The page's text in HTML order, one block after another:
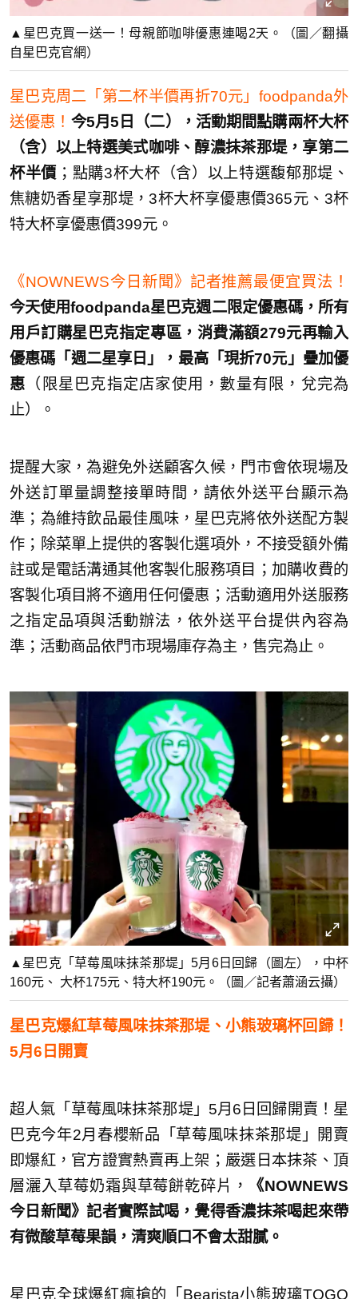
▲星巴克買一送一！母親節咖啡優惠連喝2天。（圖／翻攝
自星巴克官網）
星巴克周二「第二杯半價再折70元」foodpanda外
送優惠！ 今5月5日（二），活動期間點購兩杯大杯
（含）以上特選美式咖啡、醇濃抹茶那堤，享第二
杯半價 ；點購3杯大杯（含）以上特選馥郁那堤、
焦糖奶香星享那堤，3杯大杯享優惠價365元、3杯
特大杯享優惠價399元。
《NOWNEWS今日新聞》記者推薦最便宜買法！
今天使用foodpanda星巴克週二限定優惠碼，所有
用戶訂購星巴克指定專區，消費滿額279元再輸入
優惠碼「週二星享日」，最高「現折70元」疊加優
惠 （限星巴克指定店家使用，數量有限，兌完為
止）。
提醒大家，為避免外送顧客久候，門市會依現場及
外送訂單量調整接單時間，請依外送平台顯示為
準；為維持飲品最佳風味，星巴克將依外送配方製
作；除菜單上提供的客製化選項外，不接受額外備
註或是電話溝通其他客製化服務項目；加購收費的
客製化項目將不適用任何優惠；活動適用外送服務
之指定品項與活動辦法，依外送平台提供內容為
準；活動商品依門市現場庫存為主，售完為止。
▲星巴克「草莓風味抹茶那堤」5月6日回歸（圖左），中杯
160元、 大杯175元、特大杯190元。（圖／記者蕭涵云攝）
星巴克爆紅草莓風味抹茶那堤、小熊玻璃杯回歸！
5月6日開賣
超人氣「草莓風味抹茶那堤」5月6日回歸開賣！星
巴克今年2月春櫻新品「草莓風味抹茶那堤」開賣
即爆紅，官方證實熱賣再上架；嚴選日本抹茶、頂
層灑入草莓奶霜與草莓餅乾碎片，
《NOWNEWS
今日新聞》記者實際試喝，覺得香濃抹茶喝起來帶
有微酸草莓果韻，清爽順口不會太甜膩。
星巴克全球爆紅瘋搶的「Bearista小熊玻璃TOGO